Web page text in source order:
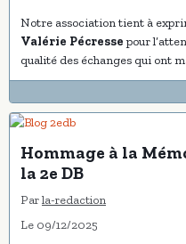
Notre association tient à
Valérie Pécressepour
qualité des échanges qui ont
Hommage à la
la 2e DB
Parla-redaction
Le 09/12/2025